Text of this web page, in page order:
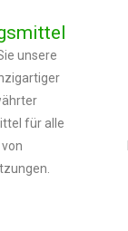
unsere
für alle